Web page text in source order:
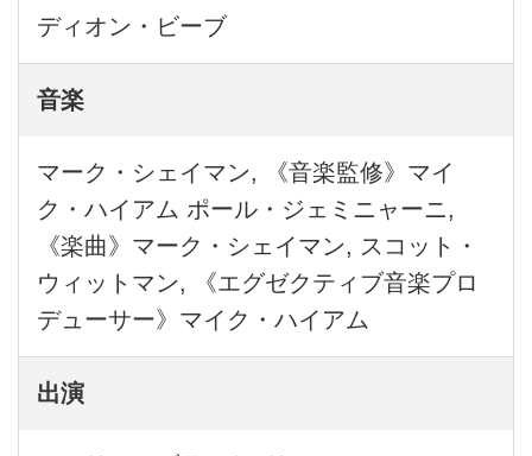
ディオン・ビーブ
音楽
マーク・シェイマン, 《音楽監修》マイ
ク・ハイアム ポール・ジェミニャーニ,
《楽曲》マーク・シェイマン, スコット・
ウィットマン, 《エグゼクティブ音楽プロ
デューサー》マイク・ハイアム
出演